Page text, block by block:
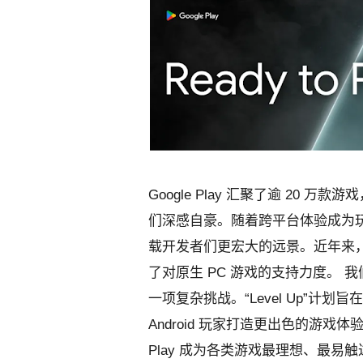
Google Play 汇聚了逾 20 万款游
们深感自豪。随着跨平台体验成为
载开发者们更宏大的远景。近年来
了对原生 PC 游戏的支持力度。 我
一项复杂挑战。“Level Up”计划旨
Android 玩家打造更出色的游戏体
Play 成为各类游戏最理想、最易